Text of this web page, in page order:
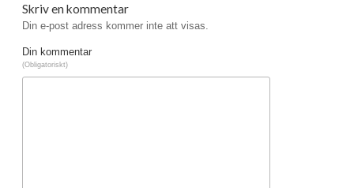
Skriv en kommentar
Din e-post adress kommer inte att visas.
Din kommentar
(Obligatoriskt)